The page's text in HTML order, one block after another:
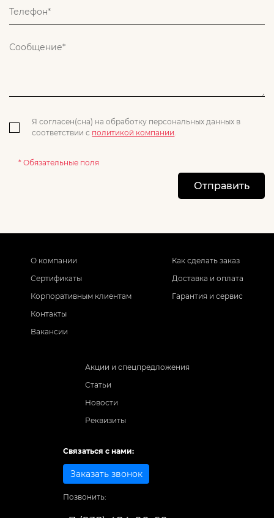
Я согласен(сна) на обработку персональных данных в
соответствии с политикой компании.
* Обязательные поля
Отправить
О компании
Сертификаты
Корпоративным клиентам
Контакты
Вакансии
Как сделать заказ
Доставка и оплата
Гарантия и сервис
Акции и спецпредложения
Статьи
Новости
Реквизиты
Связаться с нами:
Заказать звонок
Позвонить: